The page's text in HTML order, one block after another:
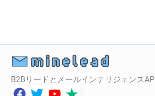
B2BリードとメールインテリジェンスAPI